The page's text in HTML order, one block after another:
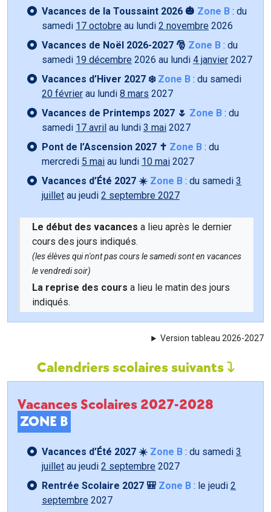
Vacances de la Toussaint 2026 🎃 Zone B : du
samedi 17 octobre au lundi 2 novembre 2026
Vacances de Noël 2026-2027 🎅 Zone B : du
samedi 19 décembre 2026 au lundi 4 janvier 2027
Vacances d’Hiver 2027 ❄️ Zone B : du samedi
20 février au lundi 8 mars 2027
Vacances de Printemps 2027 🌷 Zone B : du
samedi 17 avril au lundi 3 mai 2027
Pont de l’Ascension 2027 ✝️ Zone B : du
mercredi 5 mai au lundi 10 mai 2027
Vacances d’Été 2027 ☀️ Zone B : du samedi 3
juillet au jeudi 2 septembre 2027
Le début des vacances a lieu après le dernier
cours des jours indiqués.
(les élèves qui n'ont pas cours le samedi sont en vacances
le vendredi soir)
La reprise des cours a lieu le matin des jours
indiqués.
Version tableau 2026-2027
Calendriers scolaires suivants
Vacances Scolaires 2027-2028
ZONE B
Vacances d’Été 2027 ☀️ Zone B : du samedi 3
juillet au jeudi 2 septembre 2027
Rentrée Scolaire 2027 🎒 Zone B : le jeudi 2
septembre 2027